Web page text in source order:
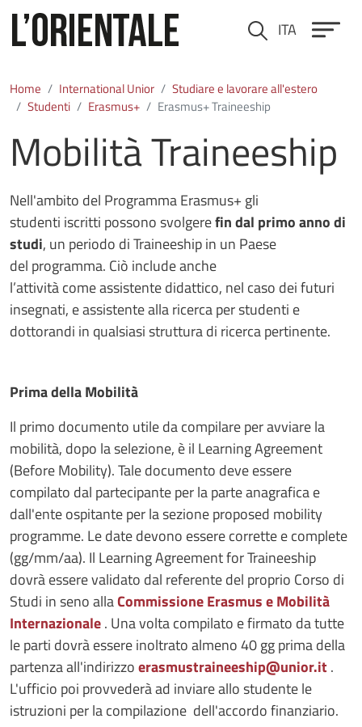
Cerca ITA
Home International Unior
Studiare e lavorare all'estero
Studenti
Erasmus+ Erasmus+ Traineeship
Mobilità Traineeship
Nell'ambito del Programma Erasmus+ gli
studenti iscritti possono svolgerefin dal primo anno di
studi, un periodo di Traineeshipin un Paese
del programma. Ciò include anche
l’attività comeassistente didattico, nel caso dei futuri
insegnati, eassistente alla ricercaper studenti e
dottorandi in qualsiasi struttura di ricerca pertinente.
Prima della Mobilità
Il primo documento utile da compilare per avviare la
mobilità, dopo la selezione, è il Learning Agreement
(Before Mobility). Tale documento deve essere
compilato dal partecipante per la parte anagrafica e
dall'ente ospitante per la sezione proposed mobility
programme. Le date devono essere corrette e complete
(gg/mm/aa). Il Learning Agreement for Traineeship
dovrà essere validato dal referente del proprio Corso di
Studi in seno allaCommissione Erasmus e Mobilità
Internazionale. Una volta compilato e firmato da tutte
le parti dovrà essere inoltrato almeno 40 gg prima della
partenza all'indirizzoerasmustraineeship@unior.it .
L'ufficio poi provvederà ad inviare allo studente le
istruzioni per la compilazione dell'accordo finanziario.